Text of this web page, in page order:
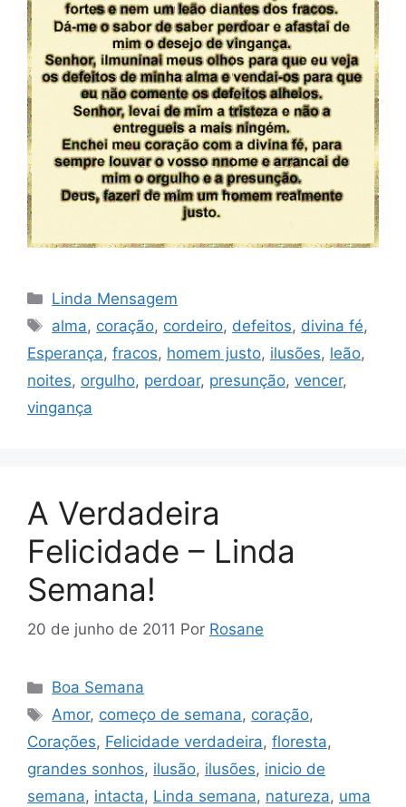
Categorias
Linda Mensagem
Tags
alma, coração, cordeiro, defeitos, divina fé,
Esperança, fracos, homem justo, ilusões, leão,
noites, orgulho, perdoar, presunção, vencer,
vingança
A Verdadeira
Felicidade – Linda
Semana!
20 de junho de 2011 Por Rosane
Categorias
Boa Semana
Tags
Amor, começo de semana, coração,
Corações, Felicidade verdadeira, floresta,
grandes sonhos, ilusão, ilusões, inicio de
semana, intacta, Linda semana, natureza, uma